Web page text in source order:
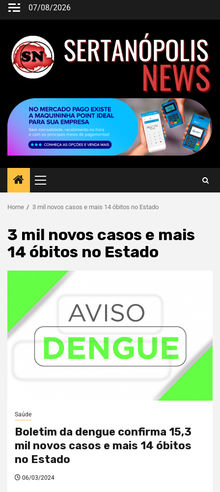
07/08/2026
Home 3 mil novos casos e mais 14 óbitos no Estado
3 mil novos casos e mais
14 óbitos no Estado
Saúde
Boletim da dengue confirma 15,3
mil novos casos e mais 14 óbitos
no Estado
06/03/2024